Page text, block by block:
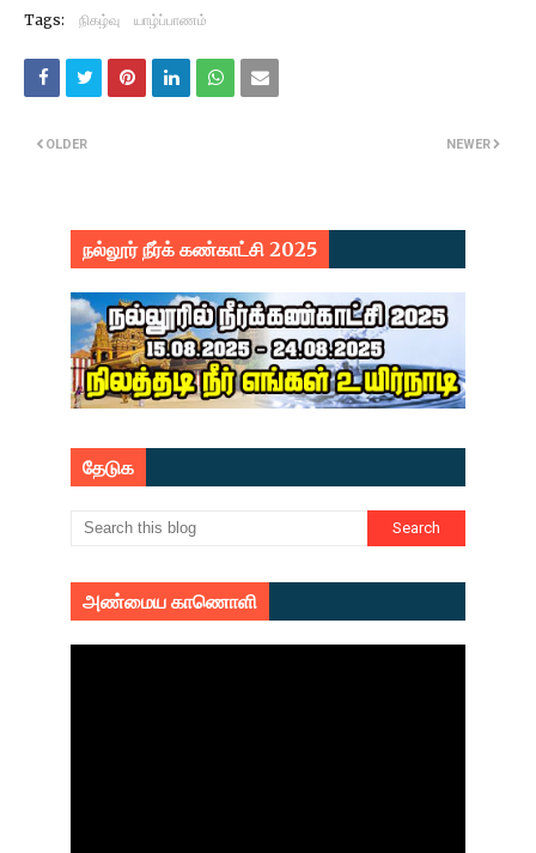
Tags: நிகழ்வு யாழ்ப்பாணம்
NEWER
OLDER
நல்லூர் நீர்க் கண்காட்சி 2025
தேடுக
அண்மைய காணொளி